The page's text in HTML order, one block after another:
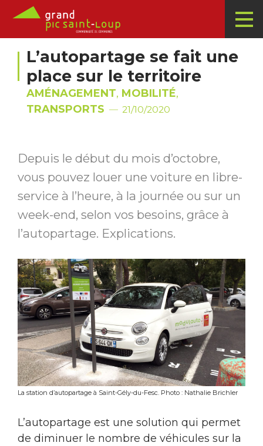
L’autopartage se fait une
place sur le territoire
AMÉNAGEMENT, MOBILITÉ,
TRANSPORTS
21/10/2020
Depuis le début du mois d’octobre,
vous pouvez louer une voiture en libre-
service à l’heure, à la journée ou sur un
week-end, selon vos besoins, grâce à
l’autopartage. Explications.
La station d’autopartage à Saint-Gély-du-Fesc. Photo : Nathalie Brichler
L’autopartage est une solution qui permet
de diminuer le nombre de véhicules sur la